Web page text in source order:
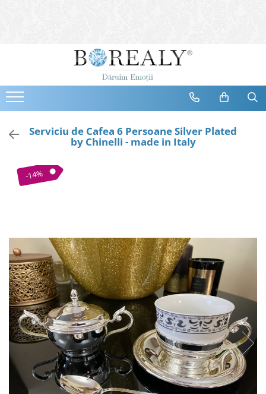
Bijuterii
Cercei
Bratari
Coliere
Tiare
Bijuterii Mirese
Selectii
Reduceri
Cele mai noi
Cele mai vandute
Cele mai votate
Cu video
0 Lei - 100 Lei
100 Lei - 200 Lei
Serviciu de Cafea 6 Persoane Silver Plated
by Chinelli - made in Italy
-14%